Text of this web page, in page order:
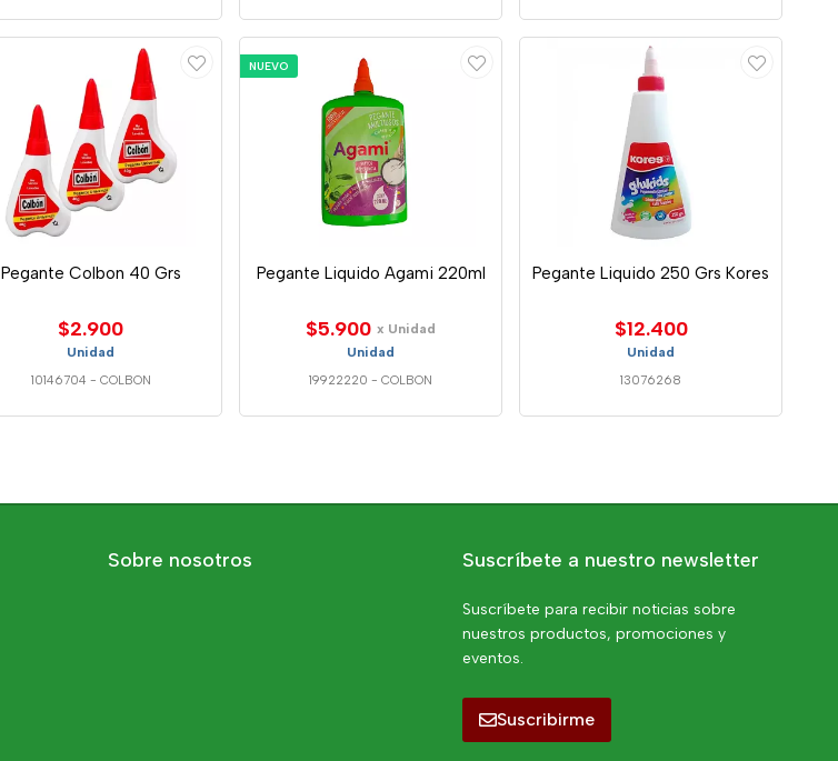
Pegante Colbon 40 Grs
$2.900
Unidad
10146704 - COLBON
NUEVO
Pegante Liquido Agami 220ml
$5.900 x Unidad
Unidad
19922220 -COLBON
Pegante Liquido 250 Grs Kores
$12.400
Unidad
13076268
Sobre nosotros Suscríbete a nuestro newsletter
Suscríbete para recibir noticias sobre
nuestros productos, promociones y
eventos.
Suscribirme